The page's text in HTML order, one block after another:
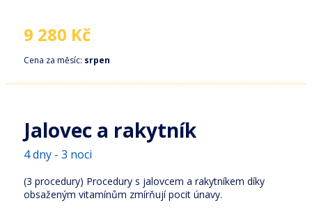
9 280 Kč
Cena za měsíc: srpen
Jalovec a rakytník
4 dny - 3 noci
(3 procedury) Procedury s jalovcem a rakytníkem díky
obsaženým vitamínům zmírňují pocit únavy.